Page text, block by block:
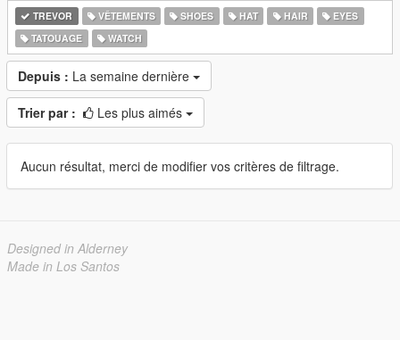
TREVOR VÊTEMENTS SHOES HAT HAIR
EYES
TATOUAGE
WATCH
Depuis : La semaine dernière
Trier par : Les plus aimés
Aucun résultat, merci de modifier vos critères de filtrage.
Designed in Alderney
Made in Los Santos